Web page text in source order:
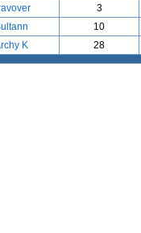
3
10
K 28